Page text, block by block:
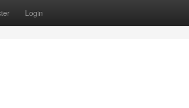
Login